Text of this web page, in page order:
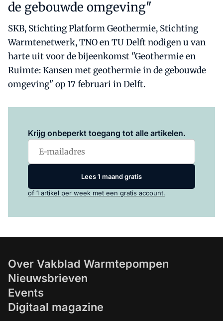
de gebouwde omgeving"
SKB, Stichting Platform Geothermie, Stichting
Warmtenetwerk, TNO en TU Delft nodigen u van
harte uit voor de bijeenkomst "Geothermie en
Ruimte: Kansen met geothermie in de gebouwde
omgeving" op 17 februari in Delft.
Krijg onbeperkt toegang tot alle artikelen.
Lees 1 maand gratis
of 1 artikel per week met een gratis account.
Over Vakblad Warmtepompen
Nieuwsbrieven
Events
Digitaal magazine